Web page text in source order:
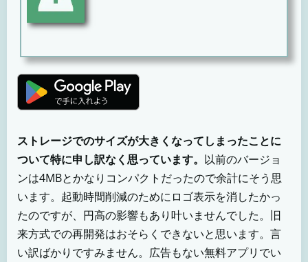
ストレージでのサイズが大きくなってしまったことに
ついて特に申し訳なく思っています。 以前のバージョ
ンは4MBとかなりコンパクトだったので余計にそう思
います。起動時間削減のためにロゴ表示を消したかっ
たのですが、円高の影響もあり叶いませんでした。旧
来方式での再開発はおそらくできないと思います。言
い訳ばかりですみません。広告もない無料アプリでい